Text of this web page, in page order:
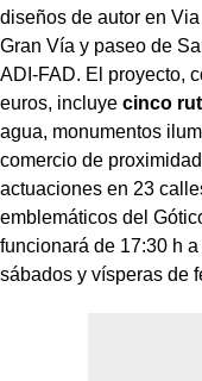
diseños de autor en
Gran Vía y paseo de
ADI-FAD. El proyecto,
euros, incluye cinco
agua, monumentos
comercio de
actuaciones en 23
emblemáticos del
funcionará de 17:30 h
sábados y vísperas de